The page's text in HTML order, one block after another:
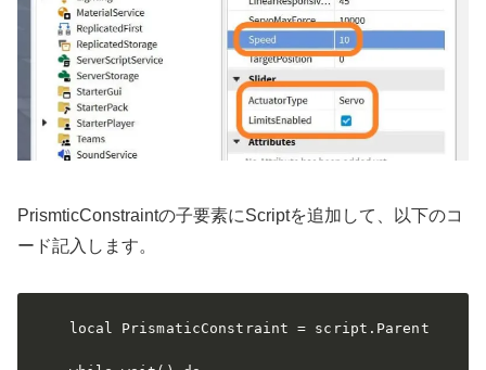
PrismticConstraintの子要素にScriptを追加して、以下のコ
ード記入します。
local PrismaticConstraint = script.Parent